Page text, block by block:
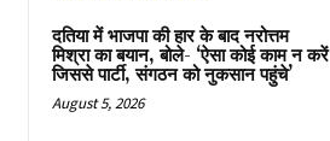
दतिया में भाजपा की हार के बाद नरोत्तम
मिश्रा का बयान, बोले- ‘ऐसा कोई काम न करें
जिससे पार्टी, संगठन को नुकसान पहुंचे’
August 5, 2026